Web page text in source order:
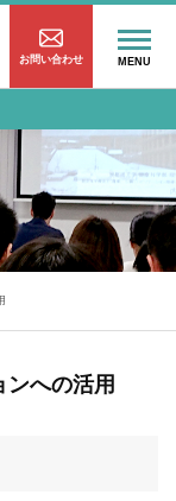
お問い合わせ MENU
への活用